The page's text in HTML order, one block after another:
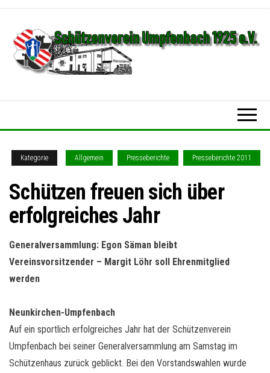
Inhalt
springen
1925 e.V.
Kategorie Allgemein Presseberichte Presseberichte 2011
Schützen freuen sich über
erfolgreiches Jahr
Generalversammlung: Egon Säman bleibt
Vereinsvorsitzender – Margit Löhr soll Ehrenmitglied
werden
Neunkirchen-Umpfenbach
Auf ein sportlich erfolgreiches Jahr hat der Schützenverein
Umpfenbach bei seiner Generalversammlung am Samstag im
Schützenhaus zurück geblickt. Bei den Vorstandswahlen wurde